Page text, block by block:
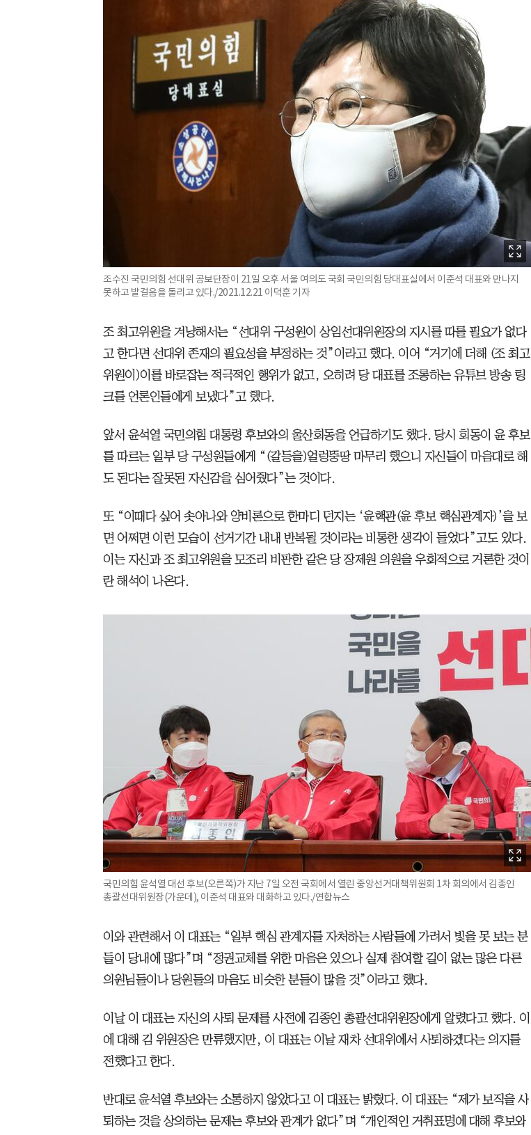
조수진 국민의힘 선대위 공보단장이 21일 오후 서울 여의도 국회 국민의힘 당대표실에서 이준석 대표와 만나지
못하고 발걸음을 돌리고 있다./2021.12.21 이덕훈 기자
조 최고위원을 겨냥해서는 “선대위 구성원이 상임선대위원장의 지시를 따를 필요가 없다
고 한다면 선대위 존재의 필요성을 부정하는 것”이라고 했다. 이어 “거기에 더해 (조 최고
위원이)이를 바로잡는 적극적인 행위가 없고, 오히려 당 대표를 조롱하는 유튜브 방송 링
크를 언론인들에게 보냈다”고 했다.
앞서 윤석열 국민의힘 대통령 후보와의 울산회동을 언급하기도 했다. 당시 회동이 윤 후보
를 따르는 일부 당 구성원들에게 “(갈등을)얼렁뚱땅 마무리 했으니 자신들이 마음대로 해
도 된다는 잘못된 자신감을 심어줬다”는 것이다.
또 “이때다 싶어 솟아나와 양비론으로 한마디 던지는 ‘윤핵관(윤 후보 핵심관계자)’을 보
면 어쩌면 이런 모습이 선거기간 내내 반복될 것이라는 비통한 생각이 들었다”고도 있다.
이는 자신과 조 최고위원을 모조리 비판한 같은 당 장제원 의원을 우회적으로 거론한 것이
란 해석이 나온다.
국민의힘 윤석열 대선 후보(오른쪽)가 지난 7일 오전 국회에서 열린 중앙선거대책위원회 1차 회의에서 김종인
총괄선대위원장(가운데), 이준석 대표와 대화하고 있다./연합뉴스
이와 관련해서 이 대표는 “일부 핵심 관계자를 자처하는 사람들에 가려서 빛을 못 보는 분
들이 당내에 많다”며 “정권교체를 위한 마음은 있으나 실제 참여할 길이 없는 많은 다른
의원님들이나 당원들의 마음도 비슷한 분들이 많을 것”이라고 했다.
이날 이 대표는 자신의 사퇴 문제를 사전에 김종인 총괄선대위원장에게 알렸다고 했다. 이
에 대해 김 위원장은 만류했지만, 이 대표는 이날 재차 선대위에서 사퇴하겠다는 의지를
전했다고 한다.
반대로 윤석열 후보와는 소통하지 않았다고 이 대표는 밝혔다. 이 대표는 “제가 보직을 사
퇴하는 것을 상의하는 문제는 후보와 관계가 없다”며 “개인적인 거취표명에 대해 후보와